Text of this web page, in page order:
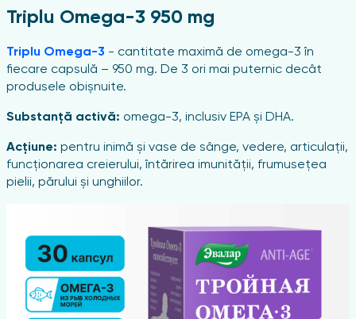
Triplu Omega-3 950 mg
Triplu Omega-3 - cantitate maximă de omega-3 în
fiecare capsulă – 950 mg. De 3 ori mai puternic decât
produsele obișnuite.
Substanță activă: omega-3, inclusiv EPA și DHA.
Acțiune: pentru inimă și vase de sânge, vedere, articulații,
funcționarea creierului, întărirea imunității, frumusețea
pielii, părului și unghiilor.